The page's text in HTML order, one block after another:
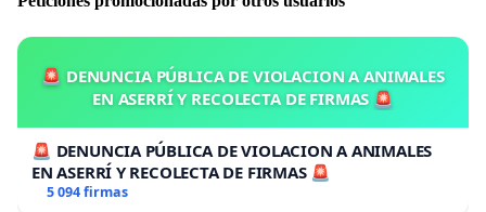
🚨 DENUNCIA PÚBLICA DE VIOLACION A ANIMALES
EN ASERRÍ Y RECOLECTA DE FIRMAS 🚨
🚨 DENUNCIA PÚBLICA DE VIOLACION A ANIMALES
EN ASERRÍ Y RECOLECTA DE FIRMAS 🚨
5 094 firmas